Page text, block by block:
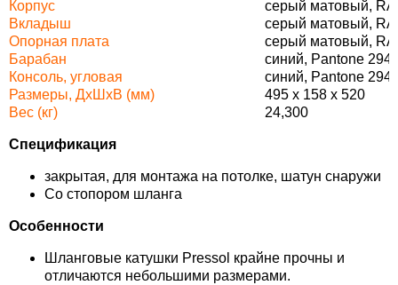
Корпус
серый матовый,
Вкладыш
серый матовый,
Опорная плата
серый матовый,
Барабан
синий, Pantone 294
Консоль, угловая
синий, Pantone 294
Размеры, ДхШхВ (мм)
495 x 158 x 520
Вес (кг)
24,300
Спецификация
закрытая, для монтажа на потолке, шатун снаружи
Со стопором шланга
Особенности
Шланговые катушки Pressol крайне прочны и
отличаются небольшими размерами.